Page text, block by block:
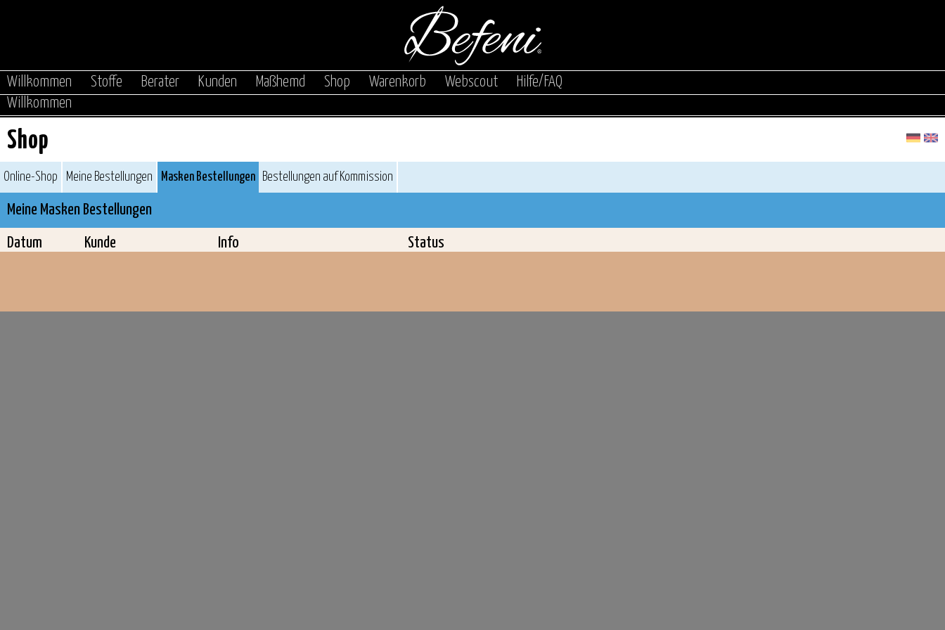
Willkommen Stoffe Berater Kunden Maßhemd Shop Warenkorb Webscout
Hilfe/FAQ
Willkommen
Shop
Online-Shop Meine Bestellungen Masken Bestellungen Bestellungen auf Kommission
Meine Masken Bestellungen
Datum Kunde Info Status